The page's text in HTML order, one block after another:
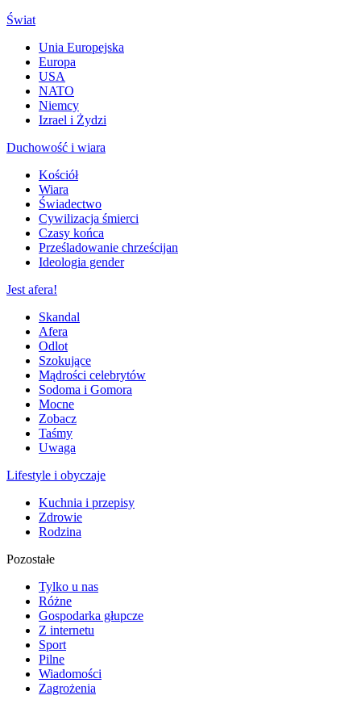
Świat
Unia Europejska
Europa
USA
NATO
Niemcy
Izrael i Żydzi
Duchowość i wiara
Kościół
Wiara
Świadectwo
Cywilizacja śmierci
Czasy końca
Prześladowanie chrześcijan
Ideologia gender
Jest afera!
Skandal
Afera
Odlot
Szokujące
Mądrości celebrytów
Sodoma i Gomora
Mocne
Zobacz
Taśmy
Uwaga
Lifestyle i obyczaje
Kuchnia i przepisy
Zdrowie
Rodzina
Pozostałe
Tylko u nas
Różne
Gospodarka głupcze
Z internetu
Sport
Pilne
Wiadomości
Zagrożenia